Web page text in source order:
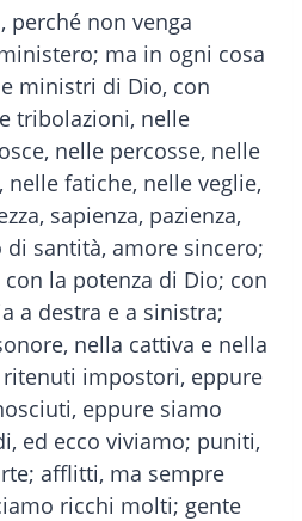
perché non venga
ma in ogni cosa
ministri di Dio, con
tribolazioni, nelle
nelle percosse, nelle
fatiche, nelle veglie,
sapienza, pazienza,
santità, amore sincero;
la potenza di Dio; con
a destra e a sinistra;
nella cattiva e nella
impostori, eppure
eppure siamo
ed ecco viviamo; puniti,
afflitti, ma sempre
ricchi molti; gente